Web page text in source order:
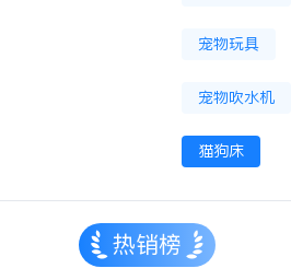
宠物玩具
宠物吹水机
猫狗床
热销榜